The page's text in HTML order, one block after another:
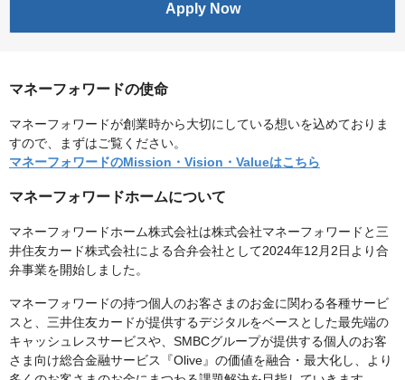
Apply Now
マネーフォワードの使命
マネーフォワードが創業時から大切にしている想いを込めておりま
すので、まずはご覧ください。
マネーフォワードのMission・Vision・Valueはこちら
マネーフォワードホームについて
マネーフォワードホーム株式会社は株式会社マネーフォワードと三
井住友カード株式会社による合弁会社として2024年12月2日より合
弁事業を開始しました。
マネーフォワードの持つ個人のお客さまのお金に関わる各種サービ
スと、三井住友カードが提供するデジタルをベースとした最先端の
キャッシュレスサービスや、SMBCグループが提供する個人のお客
さま向け総合金融サービス『Olive』の価値を融合・最大化し、より